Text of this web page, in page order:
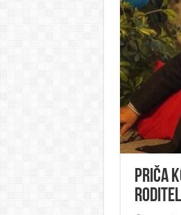
Priča